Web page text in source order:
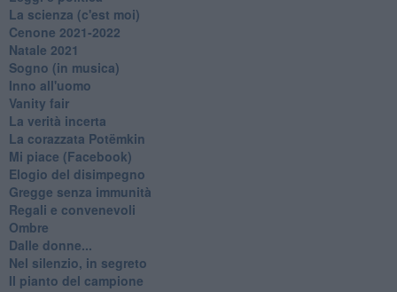
La scienza (c'est moi)
Cenone 2021-2022
Natale 2021
Sogno (in musica)
Inno all'uomo
Vanity fair
La verità incerta
La corazzata Potëmkin
Mi piace (Facebook)
Elogio del disimpegno
Gregge senza immunità
Regali e convenevoli
Ombre
Dalle donne...
Nel silenzio, in segreto
Il pianto del campione